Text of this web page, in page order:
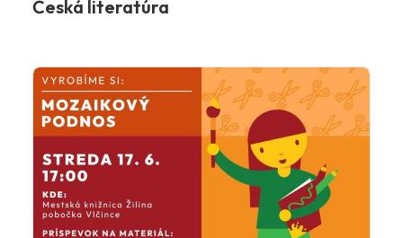
Česká literatúra